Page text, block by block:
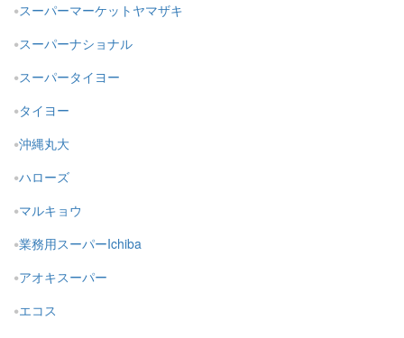
スーパーマーケットヤマザキ
スーパーナショナル
スーパータイヨー
タイヨー
沖縄丸大
ハローズ
マルキョウ
業務用スーパーIchiba
アオキスーパー
エコス